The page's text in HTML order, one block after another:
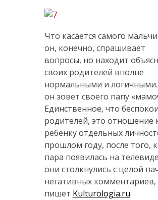
Что касается самого
он, конечно, спрашивает
вопросы, но находит
своих родителей вполне
нормальными и
он зовет своего папу
Единственное, что
родителей, это отношение
ребенку отдельных
прошлом году, после того,
пара появилась на
они столкнулись с целой
негативных комментариев,
пишет Kulturologia.ru.